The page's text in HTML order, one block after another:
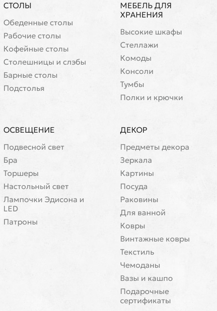
СТОЛЫ
Обеденные столы
Рабочие столы
Кофейные столы
Cтолешницы и слэбы
Барные столы
Подстолья
МЕБЕЛЬ ДЛЯ
ХРАНЕНИЯ
Высокие шкафы
Стеллажи
Комоды
Консоли
Тумбы
Полки и крючки
ОСВЕЩЕНИЕ
Подвесной свет
Бра
Торшеры
Настольный свет
Лампочки Эдисона и
LED
Патроны
ДЕКОР
Предметы декора
Зеркала
Картины
Посуда
Раковины
Для ванной
Ковры
Винтажные ковры
Текстиль
Чемоданы
Вазы и кашпо
Подарочные
сертификаты